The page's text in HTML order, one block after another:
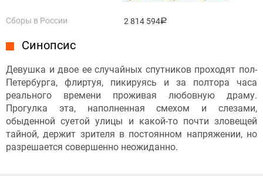
Сборы в России 2 814 594руб.
Синопсис
Девушка и двое ее случайных спутников проходят пол-
Петербурга, флиртуя, пикируясь и за полтора часа
реального времени проживая любовную драму.
Прогулка эта, наполненная смехом и слезами,
обыденной суетой улицы и какой-то почти зловещей
тайной, держит зрителя в постоянном напряжении, но
разрешается совершенно неожиданно.